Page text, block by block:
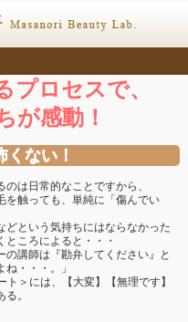
プロセスで、
が感動！
くない！
は日常的なことですから、
を触っても、単純に「傷んでい
どという気持ちにはならなかった
ころによると・・・
の講師は『勘弁してください』と
・・・。」
＞には、【大変】【無理です】
。